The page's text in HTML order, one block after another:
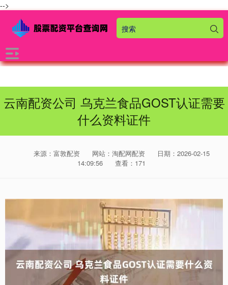
-->
云南配资公司 乌克兰食品GOST认证需要
什么资料证件
来源：富敦配资 网站：淘配网配资
日期：2026-02-15
14:09:56
查看：171